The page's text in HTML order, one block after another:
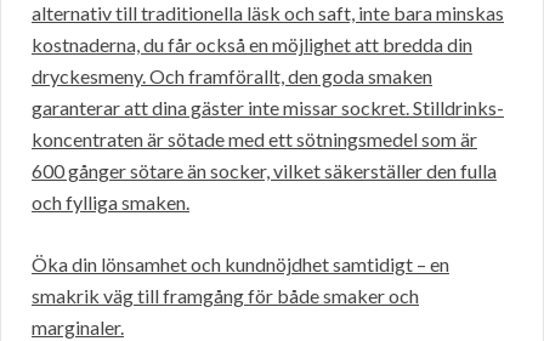
alternativ till traditionella läsk och saft, inte bara minskas
kostnaderna, du får också en möjlighet att bredda din
dryckesmeny. Och framförallt, den goda smaken
garanterar att dina gäster inte missar sockret. Stilldrinks-
koncentraten är sötade med ett sötningsmedel som är
600 gånger sötare än socker, vilket säkerställer den fulla
och fylliga smaken.
Öka din lönsamhet och kundnöjdhet samtidigt – en
smakrik väg till framgång för både smaker och
marginaler.